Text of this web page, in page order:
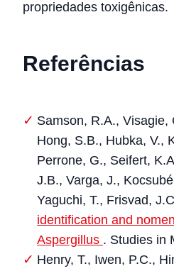
propriedades toxigênicas.
Referências
Samson, R.A., Visagie,
Hong, S.B., Hubka, V.,
Perrone, G., Seifert,
J.B., Varga, J.,
Yaguchi, T., Frisvad,
identification and
Aspergillus . Studies in
Henry, T., Iwen, P.C.,